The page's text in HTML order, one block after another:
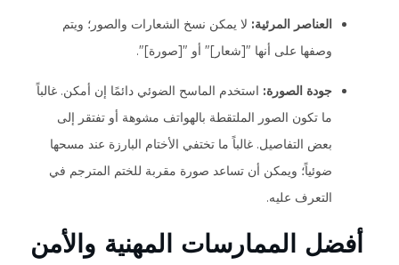
العناصر المرئية: لا يمكن نسخ الشعارات والصور؛ ويتم
وصفها على أنها "[شعار]" أو "[صورة]".
جودة الصورة: استخدم الماسح الضوئي دائمًا إن أمكن. غالباً
ما تكون الصور الملتقطة بالهواتف مشوهة أو تفتقر إلى
بعض التفاصيل. غالباً ما تختفي الأختام البارزة عند مسحها
ضوئياً؛ ويمكن أن تساعد صورة مقربة للختم المترجم في
التعرف عليه.
أفضل الممارسات المهنية والأمن